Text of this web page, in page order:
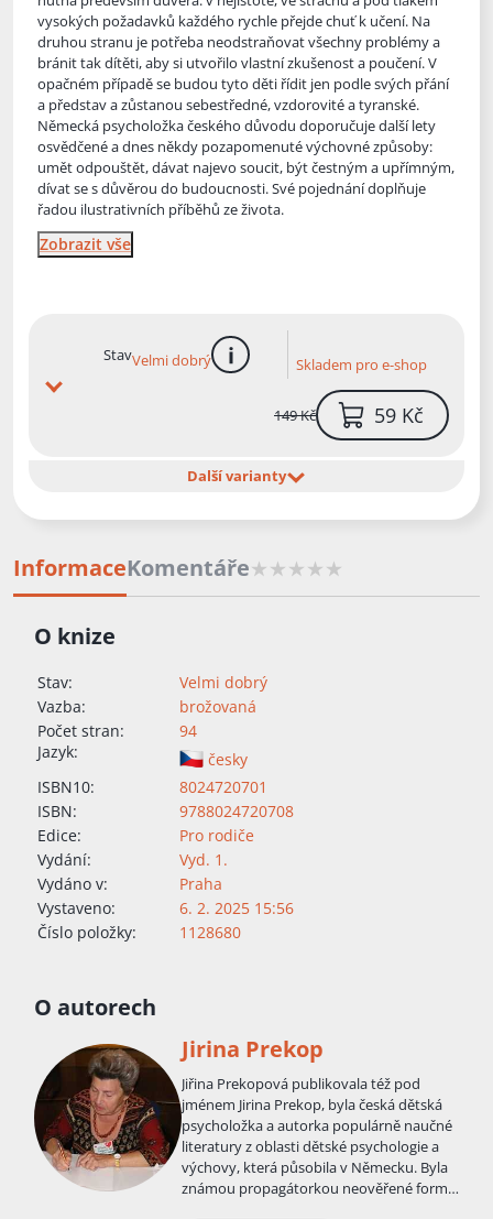
vysokých požadavků každého rychle přejde chuť k učení. Na
druhou stranu je potřeba neodstraňovat všechny problémy a
bránit tak dítěti, aby si utvořilo vlastní zkušenost a poučení. V
opačném případě se budou tyto děti řídit jen podle svých přání
a představ a zůstanou sebestředné, vzdorovité a tyranské.
Německá psycholožka českého důvodu doporučuje další lety
osvědčené a dnes někdy pozapomenuté výchovné způsoby:
umět odpouštět, dávat najevo soucit, být čestným a upřímným,
dívat se s důvěrou do budoucnosti. Své pojednání doplňuje
řadou ilustrativních příběhů ze života.
Zobrazit vše
StavVelmi dobrý více informacíSkladem pro e-shop
149 Kč 59 Kč
Další varianty
InformaceKomentáře
O knize
Stav:
Velmi dobrý
Vazba:
brožovaná
Počet stran:
94
Jazyk:
česky
ISBN10:
8024720701
ISBN:
9788024720708
Edice:
Pro rodiče
Vydání:
Vyd. 1.
Vydáno v:
Praha
Vystaveno:
6. 2. 2025 15:56
Číslo položky:
1128680
O autorech
Jirina Prekop
Jiřina Prekopová publikovala též pod
jménem Jirina Prekop, byla česká dětská
psycholožka a autorka populárně naučné
literatury z oblasti dětské psychologie a
výchovy, která působila v Německu. Byla
známou propagátorkou neověřené formy